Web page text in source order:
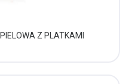
Z PLATKAMI